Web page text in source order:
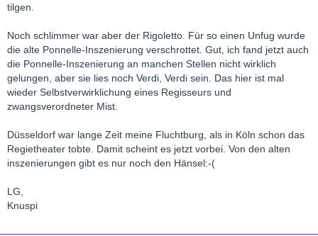
tilgen.
Noch schlimmer war aber der Rigoletto. Für so einen Unfug wurde
die alte Ponnelle-Inszenierung verschrottet. Gut, ich fand jetzt auch
die Ponnelle-Inszenierung an manchen Stellen nicht wirklich
gelungen, aber sie lies noch Verdi, Verdi sein. Das hier ist mal
wieder Selbstverwirklichung eines Regisseurs und
zwangsverordneter Mist.
Düsseldorf war lange Zeit meine Fluchtburg, als in Köln schon das
Regietheater tobte. Damit scheint es jetzt vorbei. Von den alten
inszenierungen gibt es nur noch den Hänsel:-(
LG,
Knuspi